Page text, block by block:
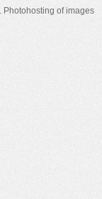
Photohosting of images